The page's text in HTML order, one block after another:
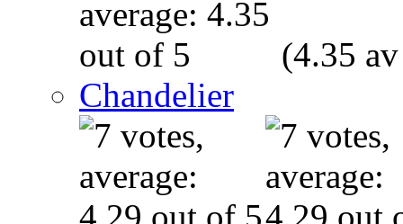
(4.35
Chandelier